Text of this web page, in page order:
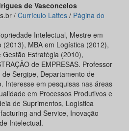
de Vasconcelos
/ Currículo Lattes / Página do
Intelectual, Mestre em
(2013), MBA em Logística (2012),
Estratégia (2010),
de EMPRESAS. Professor
Sergipe, Departamento de
Interesse em pesquisas nas áreas
em Processos Produtivos e
de Suprimentos, Logística
and Service, Inovação
Intelectual.